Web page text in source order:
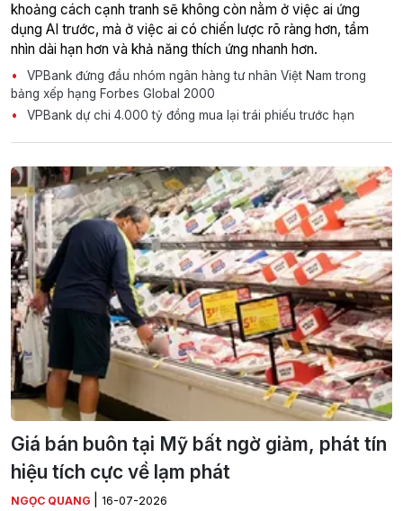
khoảng cách cạnh tranh sẽ không còn nằm ở việc ai ứng
dụng AI trước, mà ở việc ai có chiến lược rõ ràng hơn, tầm
nhìn dài hạn hơn và khả năng thích ứng nhanh hơn.
VPBank đứng đầu nhóm ngân hàng tư nhân Việt Nam trong
bảng xếp hạng Forbes Global 2000
VPBank dự chi 4.000 tỷ đồng mua lại trái phiếu trước hạn
Giá bán buôn tại Mỹ bất ngờ giảm, phát tín
hiệu tích cực về lạm phát
NGỌC QUANG 16-07-2026